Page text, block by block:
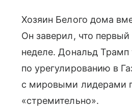
Хозяин Белого дома
Он заверил, что
неделе. Дональд
по урегулированию в
с мировыми лидерами
«стремительно».